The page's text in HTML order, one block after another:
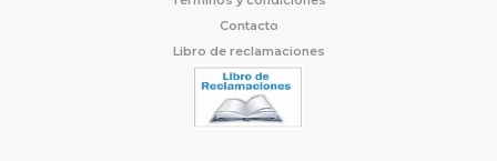
Contacto
Libro de reclamaciones